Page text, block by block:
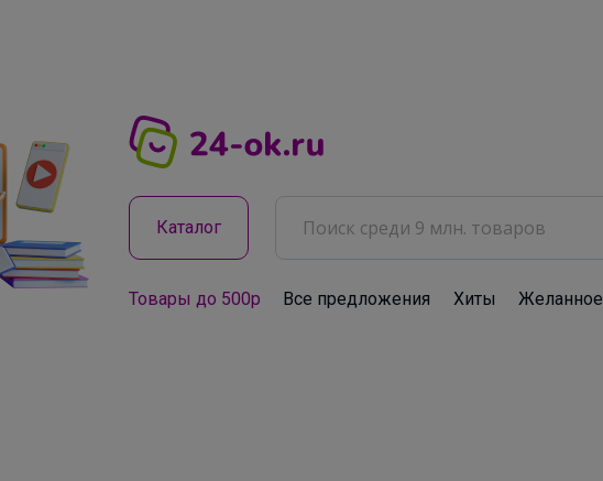
Каталог
Товары до 500р Все предложения Хиты Желанное